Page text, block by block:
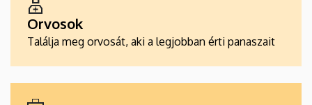
SZOLGÁLTATÁSKERESŐK
Orvosok
Találja meg orvosát, aki a legjobban érti panaszait